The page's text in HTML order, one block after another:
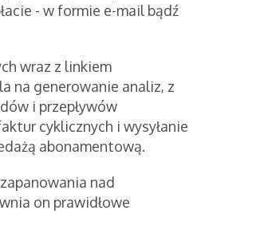
- w formie e-mail bądź
wraz z linkiem
na generowanie analiz, z
i przepływów
cyklicznych i wysyłanie
abonamentową.
nad
on prawidłowe